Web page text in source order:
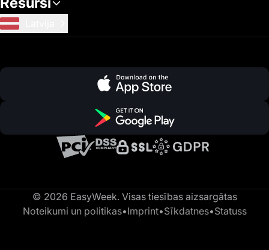
© 2026 EasyWeek. Visas tiesības aizsargātas
Noteikumi un politikas•Imprint•Sīkdatnes•Statuss